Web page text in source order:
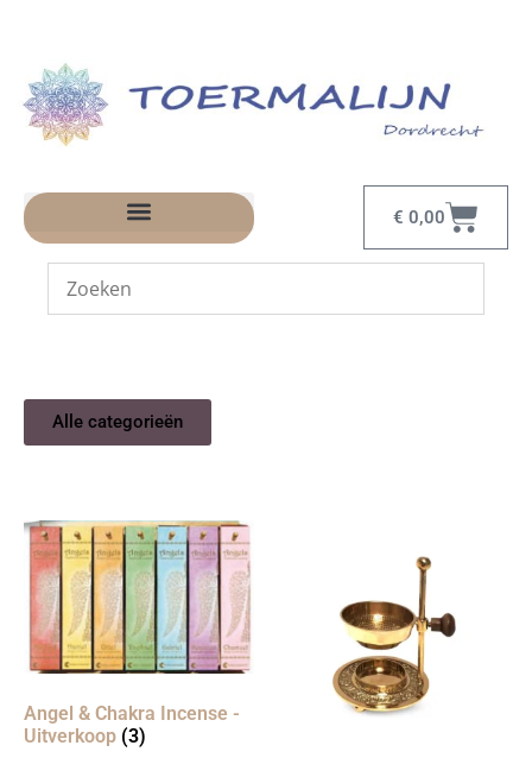
€ 0,00
Alle categorieën
Angel & Chakra Incense -
Uitverkoop (3)